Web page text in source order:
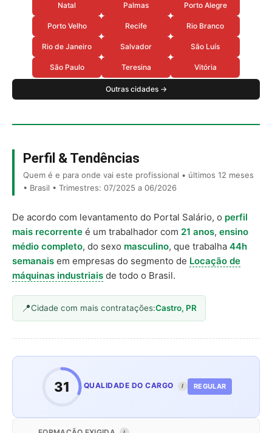
Natal Palmas Porto Alegre
Porto Velho Recife Rio Branco
Rio de Janeiro Salvador São Luís
São Paulo Teresina Vitória
Outras cidades →
Perfil & Tendências
Quem é e para onde vai este profissional • últimos 12 meses
• Brasil • Trimestres: 07/2025 a 06/2026
De acordo com levantamento do Portal Salário, o perfil
mais recorrente é um trabalhador com 21 anos, ensino
médio completo, do sexo masculino, que trabalha 44h
semanais em empresas do segmento de Locação de
máquinas industriais de todo o Brasil.
Cidade com mais contratações:Castro, PR
31 QUALIDADE DO CARGO I REGULAR